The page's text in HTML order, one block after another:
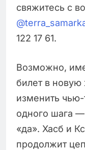
свяжитесь с
122 17 61.
Возможно,
билет в
изменить чью-
одного шага —
«да». Хасб и
продолжит